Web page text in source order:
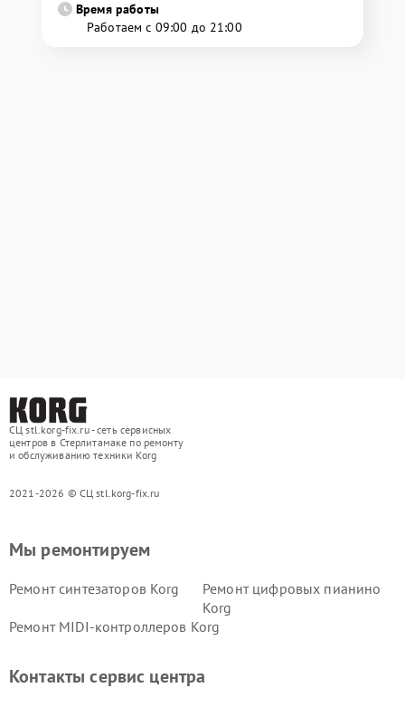
Время работы
Работаем с 09:00 до 21:00
СЦ stl.korg-fix.ru - сеть сервисных
центров в Стерлитамаке по ремонту
и обслуживанию техники Korg
2021-2026 © СЦ stl.korg-fix.ru
Мы ремонтируем
Ремонт синтезаторов Korg
Ремонт цифровых пианино
Korg
Ремонт MIDI-контроллеров Korg
Контакты сервис центра